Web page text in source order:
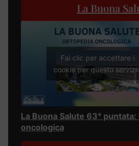
La Buona
Fai clic per accettare i
cookie per questo
La Buona Salute 63°
oncologica